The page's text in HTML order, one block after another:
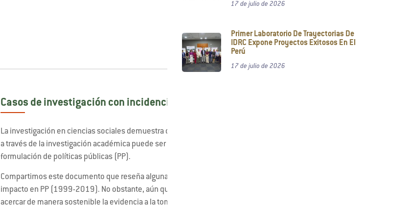
Casos de investigación con incidencia en políticas públicas
La investigación en ciencias sociales demuestra que el conocimiento generado
a través de la investigación académica puede ser un insumo clave para la
formulación de políticas públicas (PP).
Compartimos este documento que reseña algunas investigaciones con cierto
impacto en PP (1999-2019). No obstante, aún queda un largo camino para
acercar de manera sostenible la evidencia a la toma de decisiones informadas
17 de julio de 2026
Primer Laboratorio De Trayectorias De
IDRC Expone Proyectos Exitosos En El
Perú
17 de julio de 2026